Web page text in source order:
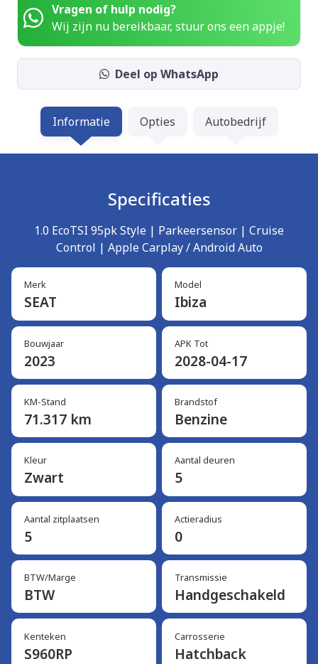
Vragen of hulp nodig?
Wij zijn nu bereikbaar, stuur ons een appje!
Deel op WhatsApp
Informatie Opties Autobedrijf
Specificaties
1.0 EcoTSI 95pk Style | Parkeersensor | Cruise
Control | Apple Carplay / Android Auto
Merk
SEAT
Model
Ibiza
Bouwjaar
2023
APK Tot
2028-04-17
KM-Stand
71.317 km
Brandstof
Benzine
Kleur
Zwart
Aantal deuren
5
Aantal zitplaatsen
5
Actieradius
0
BTW/Marge
BTW
Transmissie
Handgeschakeld
Kenteken
S960RP
Carrosserie
Hatchback